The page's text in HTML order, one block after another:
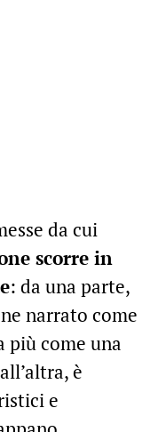
da cui
scorre in
: da una parte,
narrato come
più come una
è
e